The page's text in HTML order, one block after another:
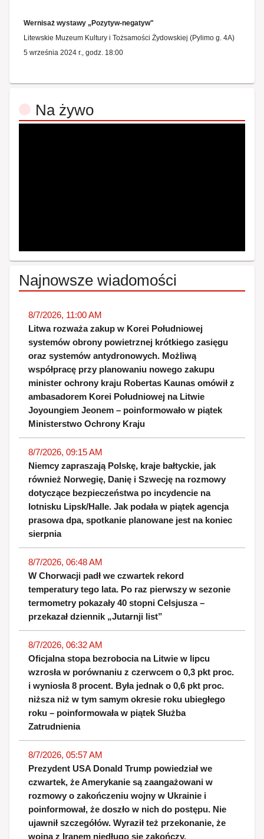
Wernisaż wystawy „Pozytyw-negatyw"
Litewskie Muzeum Kultury i Tożsamości Żydowskiej (Pylimo g. 4A)
5 września 2024 r., godz. 18:00
Na żywo
Najnowsze wiadomości
8/7/2026, 11:00 AM
Litwa rozważa zakup w Korei Południowej
systemów obrony powietrznej krótkiego zasięgu
oraz systemów antydronowych. Możliwą
współpracę przy planowaniu nowego zakupu
minister ochrony kraju Robertas Kaunas omówił z
ambasadorem Korei Południowej na Litwie
Joyoungiem Jeonem – poinformowało w piątek
Ministerstwo Ochrony Kraju
8/7/2026, 09:15 AM
Niemcy zapraszają Polskę, kraje bałtyckie, jak
również Norwegię, Danię i Szwecję na rozmowy
dotyczące bezpieczeństwa po incydencie na
lotnisku Lipsk/Halle. Jak podała w piątek agencja
prasowa dpa, spotkanie planowane jest na koniec
sierpnia
8/7/2026, 06:48 AM
W Chorwacji padł we czwartek rekord
temperatury tego lata. Po raz pierwszy w sezonie
termometry pokazały 40 stopni Celsjusza –
przekazał dziennik „Jutarnji list”
8/7/2026, 06:32 AM
Oficjalna stopa bezrobocia na Litwie w lipcu
wzrosła w porównaniu z czerwcem o 0,3 pkt proc.
i wyniosła 8 procent. Była jednak o 0,6 pkt proc.
niższa niż w tym samym okresie roku ubiegłego
roku – poinformowała w piątek Służba
Zatrudnienia
8/7/2026, 05:57 AM
Prezydent USA Donald Trump powiedział we
czwartek, że Amerykanie są zaangażowani w
rozmowy o zakończeniu wojny w Ukrainie i
poinformował, że doszło w nich do postępu. Nie
ujawnił szczegółów. Wyraził też przekonanie, że
wojna z Iranem niedługo się zakończy.